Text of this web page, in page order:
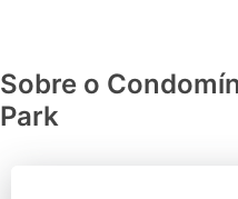
Sobre o
Park